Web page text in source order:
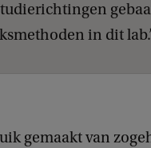
in dit lab.’
gemaakt van